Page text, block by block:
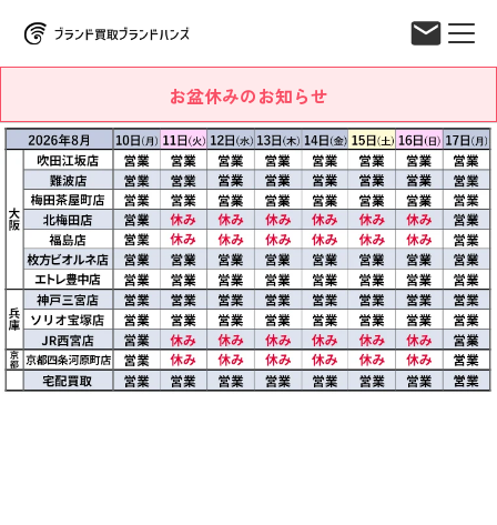
お盆休みのお知らせ